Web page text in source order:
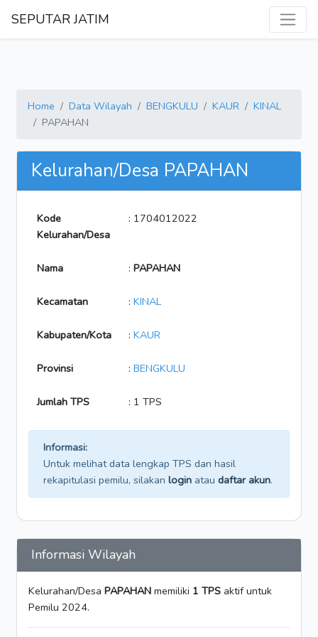
SEPUTAR JATIM
Home Data Wilayah BENGKULU KAUR
KINAL
PAPAHAN
Kelurahan/Desa PAPAHAN
Kode
Kelurahan/Desa
: 1704012022
Nama : PAPAHAN
Kecamatan : KINAL
Kabupaten/Kota : KAUR
Provinsi : BENGKULU
Jumlah TPS : 1 TPS
Informasi:
Untuk melihat data lengkap TPS dan hasil
rekapitulasi pemilu, silakan login atau daftar akun.
Informasi Wilayah
Kelurahan/Desa PAPAHAN memiliki 1 TPS aktif untuk
Pemilu 2024.